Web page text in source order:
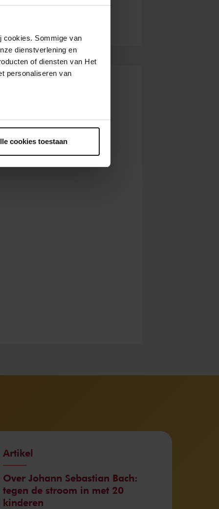
cookies. Sommige van
dienstverlening en
of diensten van Het
personaliseren van
cookies toestaan
Artikel
Over Johann Sebastian Bach:
tegen de stroom in met 20
kinderen